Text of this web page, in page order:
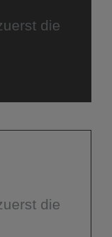
die
die